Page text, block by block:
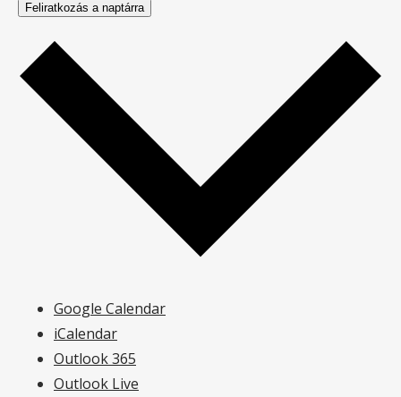
Feliratkozás a naptárra
Google Calendar
iCalendar
Outlook 365
Outlook Live